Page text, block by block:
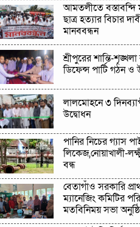
আমতলীতে বস্তাবন্দি
ছাত্র হত্যার বিচার
মানববন্ধন
শ্রীপুরের শান্তি-
ডিফেন্স পার্টি গঠন ও
লালমোহনে ৩
উদ্বোধন
পানির নিচের গ্যাস
লিকেজ,নোয়াখালী-
বন্ধ
বেতাগাঁও সরকারি
ম্যানেজিং কমিটির
মতবিনিময় সভা